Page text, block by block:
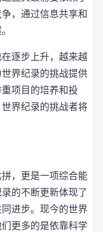
，通过信息共享和
逐步上升，越来越
界纪录的挑战提供
项目的培养和投
界纪录的挑战者将
，更是一项综合能
的不断更新体现了
进步。现今的世界
更多的是依靠科学